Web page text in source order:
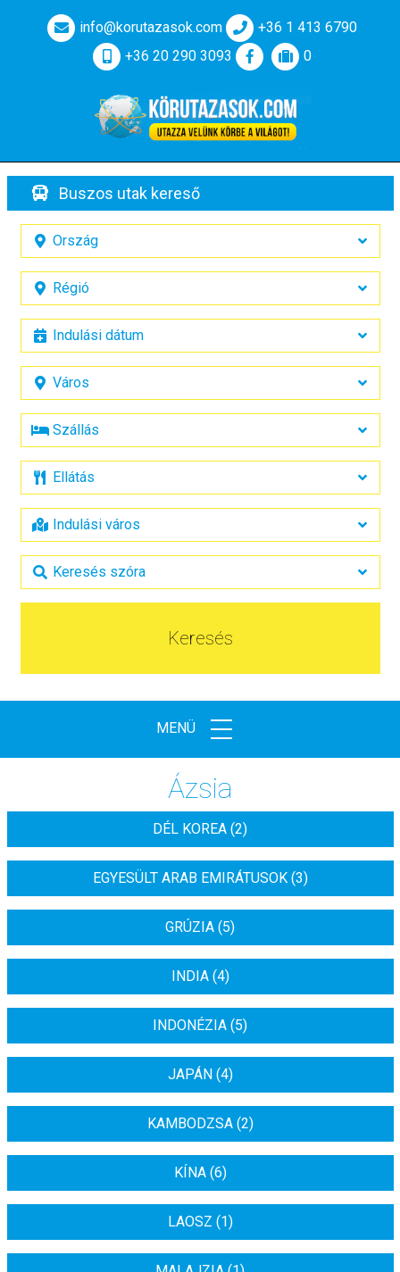
info@korutazasok.com
+36 1 413 6790
+36 20 290 3093
0
Buszos utak kereső
Keresés
MENÜ
Ázsia
DÉL KOREA (2)
EGYESÜLT ARAB EMIRÁTUSOK (3)
GRÚZIA (5)
INDIA (4)
INDONÉZIA (5)
JAPÁN (4)
KAMBODZSA (2)
KÍNA (6)
LAOSZ (1)